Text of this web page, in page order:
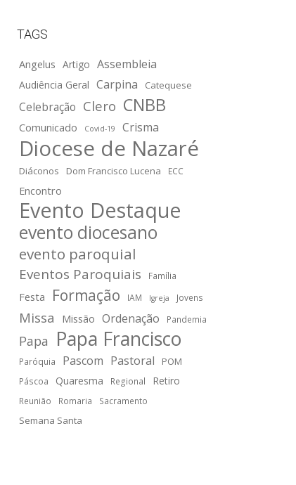
TAGS
Angelus Artigo Assembleia
Audiência Geral Carpina Catequese
Celebração Clero CNBB
Comunicado Covid-19 Crisma
Diocese de Nazaré
Diáconos Dom Francisco Lucena ECC
Encontro
Evento Destaque
evento diocesano
evento paroquial
Eventos Paroquiais Família
Festa Formação IAM Igreja Jovens
Missa Missão Ordenação Pandemia
Papa Papa Francisco
Paróquia Pascom Pastoral POM
Páscoa Quaresma Regional Retiro
Reunião Romaria Sacramento
Semana Santa